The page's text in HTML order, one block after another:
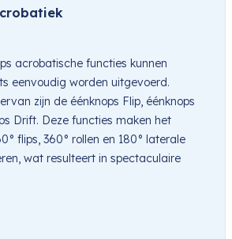
acrobatische functies kunnen
eenvoudig worden uitgevoerd.
zijn de éénknops Flip, éénknops
Drift. Deze functies maken het
flips, 360° rollen en 180° laterale
wat resulteert in spectaculaire